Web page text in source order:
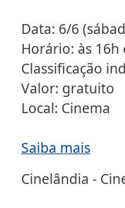
Data: 6/6
Horário: às 16h
Classificação
Valor: gratuito
Local: Cinema
Saiba mais
Cinelândia -